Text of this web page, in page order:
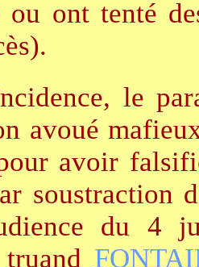
ou ont tenté
le
avoué
avoir
soustraction
du 4